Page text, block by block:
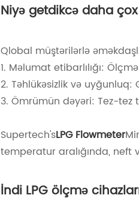
Niyə getdikcə daha
Qlobal müştərilərlə
1. Məlumat etibarlılığı:
2. Təhlükəsizlik və
3. Ömrümün dəyəri: Tez-tez
Supertech'sLPG Flowmeter
temperatur aralığında, neft
İndi LPG ölçmə